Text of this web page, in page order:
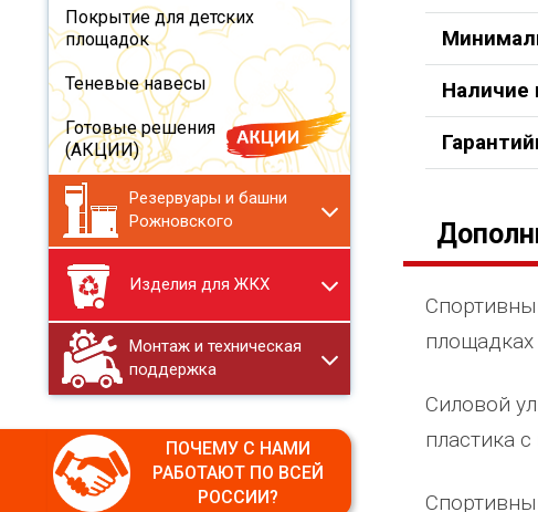
Покрытие для детских
площадок
Теневые навесы
Готовые решения
(АКЦИИ)
Резервуары и башни
Рожновского
Изделия для ЖКХ
Монтаж и техническая
поддержка
ПОЧЕМУ С НАМИ
РАБОТАЮТ ПО ВСЕЙ
РОССИИ?
Наличие
Силовой
пластика